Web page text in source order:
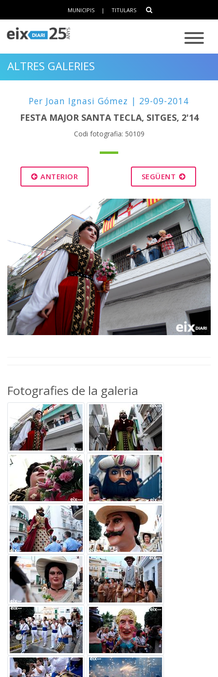
MUNICIPIS | TITULARS
ALTRES GALERIES
Per Joan Ignasi Gómez | 29-09-2014
FESTA MAJOR SANTA TECLA, SITGES, 2'14
Codi fotografia: 50109
ANTERIOR SEGÜENT
Fotografies de la galeria